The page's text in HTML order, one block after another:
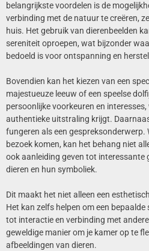
belangrijkste voordelen is de
verbinding met de natuur te creëren,
huis. Het gebruik van dierenbeelden
sereniteit oproepen, wat bijzonder
bedoeld is voor ontspanning en
Bovendien kan het kiezen van een
majestueuze leeuw of een speelse
persoonlijke voorkeuren en
authentieke uitstraling krijgt.
fungeren als een gespreksonderwerp.
bezoek komen, kan het behang niet
ook aanleiding geven tot interessante
dieren en hun symboliek.
Dit maakt het niet alleen een
Het kan zelfs helpen om een
tot interactie en verbinding met
geweldige manier om je kamer op te
afbeeldingen van dieren.